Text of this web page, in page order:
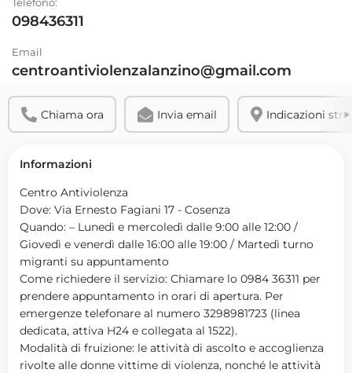
098436311
Email
centroantiviolenzalanzino@gmail.com
Chiama ora Invia email Indicazioni
Informazioni
Centro Antiviolenza
Dove: Via Ernesto Fagiani 17 - Cosenza
Quando: – Lunedì e mercoledì dalle 9:00 alle 12:00 /
Giovedì e venerdì dalle 16:00 alle 19:00 / Martedì turno
migranti su appuntamento
Come richiedere il servizio: Chiamare lo 0984 36311 per
prendere appuntamento in orari di apertura. Per
emergenze telefonare al numero 3298981723 (linea
dedicata, attiva H24 e collegata al 1522).
Modalità di fruizione: le attività di ascolto e accoglienza
rivolte alle donne vittime di violenza, nonché le attività